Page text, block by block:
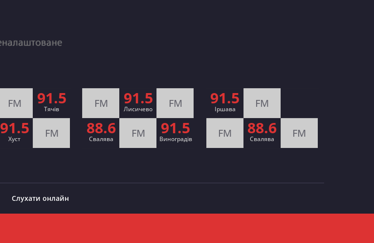
FM 91.5
Тячів
91.5
Хуст FM
FM 91.5
Лисичево FM
88.6
Свалява FM 91.5
Виноградів
91.5
Іршава FM
FM 88.6
Cвалява FM
Слухати онлайн